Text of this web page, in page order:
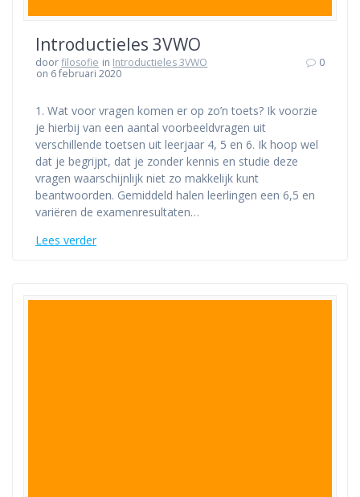
Introductieles 3VWO
doorfilosofie in Introductieles 3VWO
on 6 februari 2020
0
1. Wat voor vragen komen er op zo’n toets? Ik voorzie
je hierbij van een aantal voorbeeldvragen uit
verschillende toetsen uit leerjaar 4, 5 en 6. Ik hoop wel
dat je begrijpt, dat je zonder kennis en studie deze
vragen waarschijnlijk niet zo makkelijk kunt
beantwoorden. Gemiddeld halen leerlingen een 6,5 en
variëren de examenresultaten…
Lees verder